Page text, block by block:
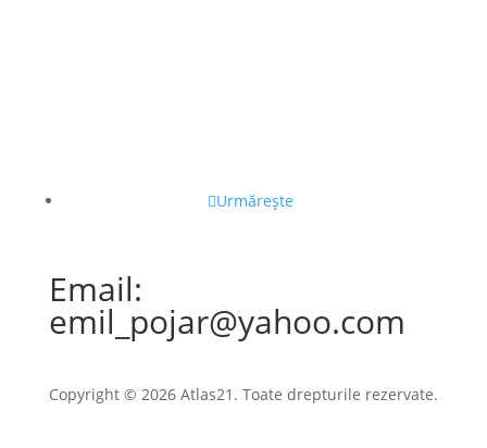
Urmărește
Email:
emil_pojar@yahoo.com
Copyright © 2026 Atlas21. Toate drepturile rezervate.